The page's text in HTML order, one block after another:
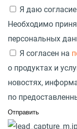
Я даю
Необходимо
персональных
Я согласен на
о продуктах и
новостях,
по